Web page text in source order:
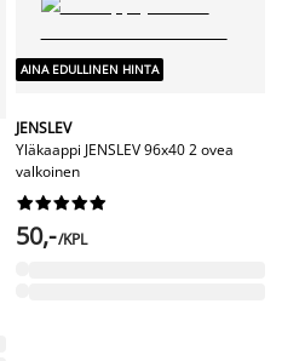
AINA EDULLINEN HINTA
JENSLEV
Yläkaappi JENSLEV 96x40 2 ovea
valkoinen






50,-/KPL